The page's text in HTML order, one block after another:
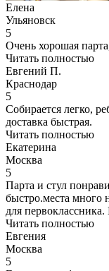
Елена
Ульяновск
5
Очень хорошая
Читать полностью
Евгений П.
Краснодар
5
Собирается легко,
доставка быстрая.
Читать полностью
Екатерина
Москва
5
Парта и стул
быстро.места много
для
Читать полностью
Евгения
Москва
5